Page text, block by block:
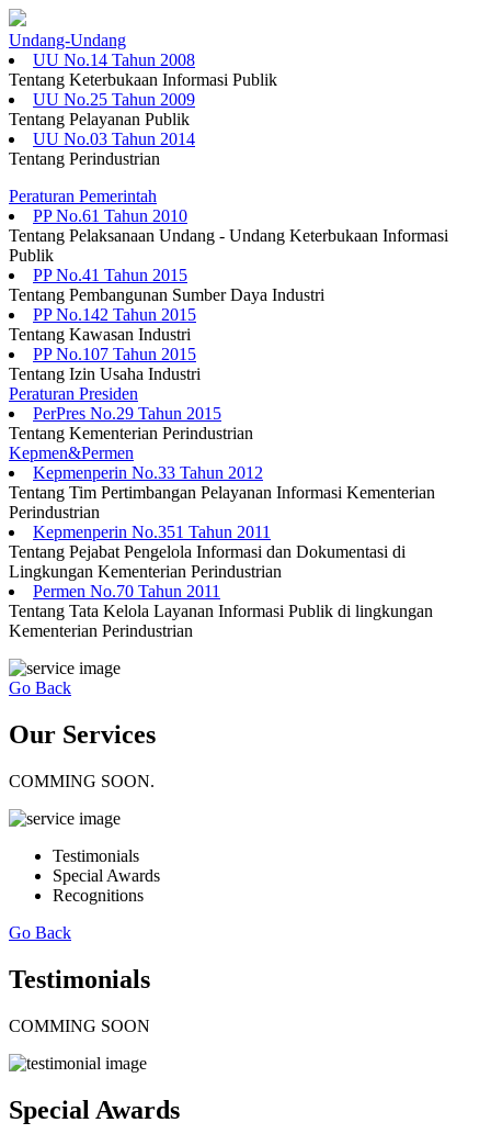
Undang-Undang
UU No.14 Tahun 2008
Tentang Keterbukaan Informasi Publik
UU No.25 Tahun 2009
Tentang Pelayanan Publik
UU No.03 Tahun 2014
Tentang Perindustrian
Peraturan Pemerintah
PP No.61 Tahun 2010
Tentang Pelaksanaan Undang - Undang Keterbukaan Informasi
Publik
PP No.41 Tahun 2015
Tentang Pembangunan Sumber Daya Industri
PP No.142 Tahun 2015
Tentang Kawasan Industri
PP No.107 Tahun 2015
Tentang Izin Usaha Industri
Peraturan Presiden
PerPres No.29 Tahun 2015
Tentang Kementerian Perindustrian
Kepmen&Permen
Kepmenperin No.33 Tahun 2012
Tentang Tim Pertimbangan Pelayanan Informasi Kementerian
Perindustrian
Kepmenperin No.351 Tahun 2011
Tentang Pejabat Pengelola Informasi dan Dokumentasi di
Lingkungan Kementerian Perindustrian
Permen No.70 Tahun 2011
Tentang Tata Kelola Layanan Informasi Publik di lingkungan
Kementerian Perindustrian
Go Back
Our Services
COMMING SOON.
Testimonials
Special Awards
Recognitions
Go Back
Testimonials
COMMING SOON
Special Awards